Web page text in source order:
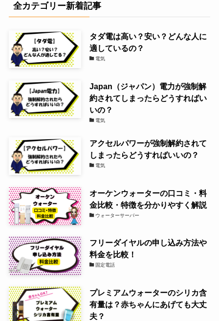
全カテゴリー新着記事
タダ電は高い？安い？どんな人に
適しているの？
電気
Japan（ジャパン）電力が強制解
約されてしまったらどうすればい
いの？
電気
アクセルパワーが強制解約されて
しまったらどうすればいいの？
電気
オーケンウォーターの口コミ・料
金比較・特徴を分かりやすく解説
ウォーターサーバー
フリーダイヤルの申し込み方法や
料金を比較！
固定電話
プレミアムウォーターのシリカ含
有量は？赤ちゃんにあげても大丈
夫？